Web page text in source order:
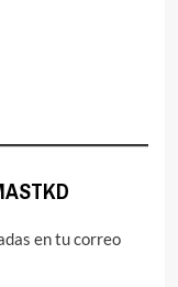
en tu correo